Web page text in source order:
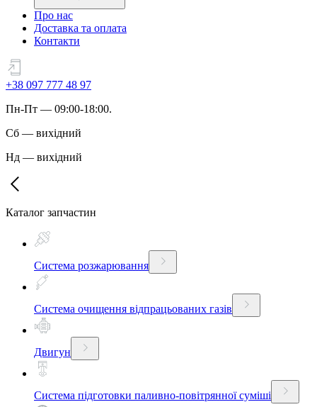
Про нас
Доставка та оплата
Контакти
+38 097 777 48 97
Пн-Пт — 09:00-18:00.
Сб — вихідний
Нд — вихідний
Каталог запчастин
Система розжарювання
Система очищення відпрацьованих газів
Двигун
Система підготовки паливно-повітрянної суміші